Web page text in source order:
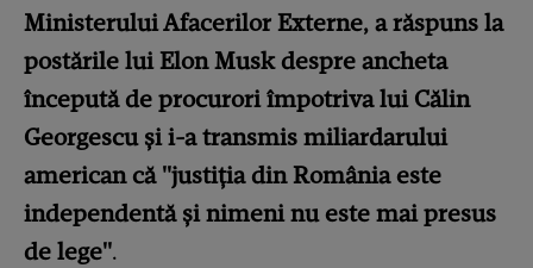
Ministerului Afacerilor Externe, a răspuns la
postările lui Elon Musk despre ancheta
începută de procurori împotriva lui Călin
Georgescu și i-a transmis miliardarului
american că "justiția din România este
independentă și nimeni nu este mai presus
de lege".